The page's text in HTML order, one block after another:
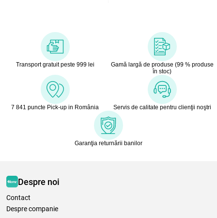
Transport gratuit peste 999 lei
Gamă largă de produse (99 % produse
în stoc)
7 841 puncte Pick-up in România Servis de calitate pentru clienţii noştri
Garanţia returnării banilor
Despre noi
Contact
Despre companie